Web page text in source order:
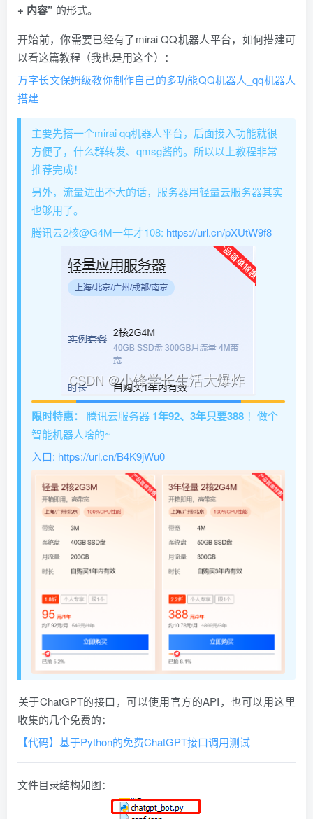
+ 内容” 的形式。
开始前，你需要已经有了mirai QQ机器人平台，如何搭建可
以看这篇教程（我也是用这个）：
万字长文保姆级教你制作自己的多功能QQ机器人_qq机器人
搭建
​主要先搭一个mirai qq机器人平台，后面接入功能就很
方便了，什么群转发、qmsg酱的。所以以上教程非常
推荐完成！
另外，流量进出不大的话，服务器用轻量云服务器其实
也够用了。
腾讯云2核@G4M一年才108: https://url.cn/pXUtW9f8
限时特惠： 腾讯云服务器 1年92、3年只要388 ！做个
智能机器人啥的~
入口: https://url.cn/B4K9jWu0
​关于ChatGPT的接口，可以使用官方的API，也可以用这里
收集的几个免费的：
【代码】基于Python的免费ChatGPT接口调用测试
文件目录结构如图：